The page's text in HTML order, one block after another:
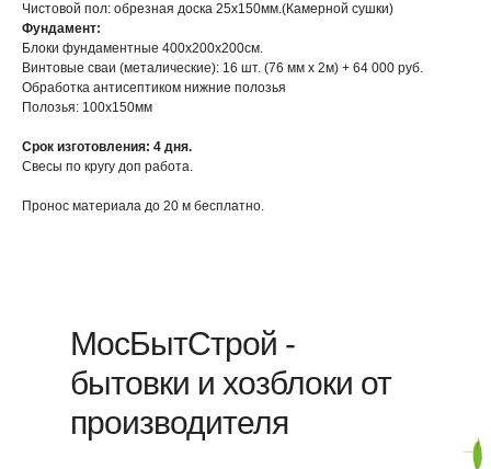
Чистовой пол: обрезная доска 25х150мм.(Камерной сушки)
Фундамент:
Блоки фундаментные 400х200х200см.
Винтовые сваи (металические): 16 шт. (76 мм х 2м) + 64 000 руб.
Обработка антисептиком нижние полозья
Полозья: 100х150мм
Срок изготовления: 4 дня.
Свесы по кругу доп работа.
Пронос материала до 20 м бесплатно.
МосБытСтрой -
бытовки и хозблоки от
производителя